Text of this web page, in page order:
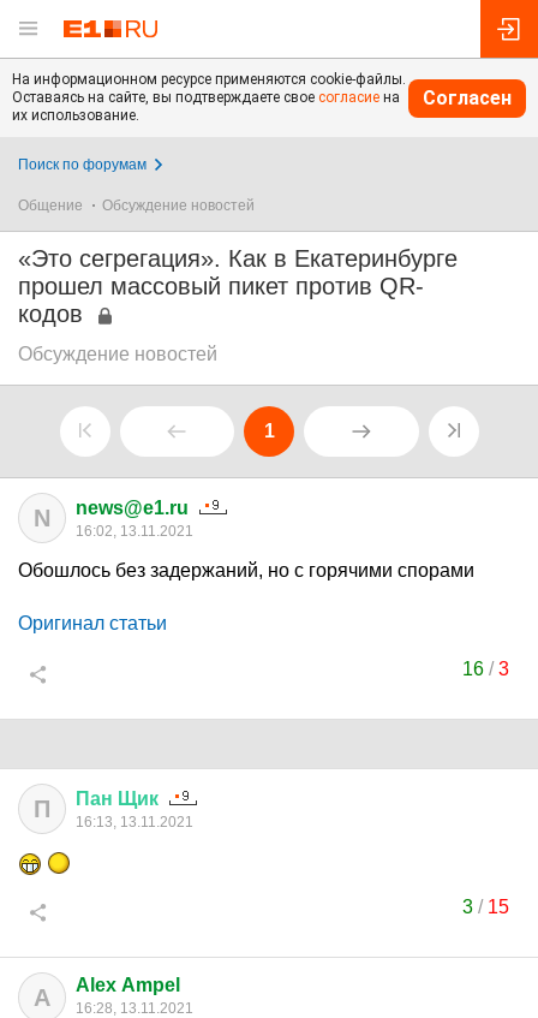
На информационном ресурсе применяются cookie-файлы.
Оставаясь на сайте, вы подтверждаете свое согласие на
их использование.
Согласен
Поиск по форумам
Общение Обсуждение новостей
«Это сегрегация». Как в Екатеринбурге
прошел массовый пикет против QR-
кодов
Обсуждение новостей
1
N news@e1.ru
16:02, 13.11.2021
Обошлось без задержаний, но с горячими спорами
Оригинал статьи
16 /3
П Пан Щик
16:13, 13.11.2021
3 / 15
A Alex Ampel
16:28, 13.11.2021